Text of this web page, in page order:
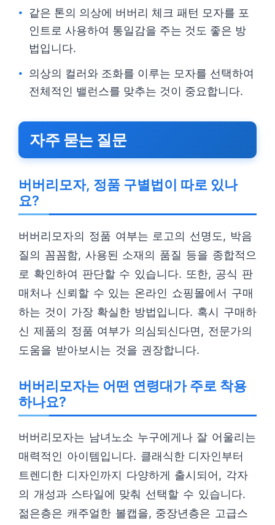
같은 톤의 의상에 버버리 체크 패턴 모자를 포
인트로 사용하여 통일감을 주는 것도 좋은 방
법입니다.
의상의 컬러와 조화를 이루는 모자를 선택하여
전체적인 밸런스를 맞추는 것이 중요합니다.
자주 묻는 질문
버버리모자, 정품 구별법이 따로 있나
요?
버버리모자의 정품 여부는 로고의 선명도, 박음
질의 꼼꼼함, 사용된 소재의 품질 등을 종합적으
로 확인하여 판단할 수 있습니다. 또한, 공식 판
매처나 신뢰할 수 있는 온라인 쇼핑몰에서 구매
하는 것이 가장 확실한 방법입니다. 혹시 구매하
신 제품의 정품 여부가 의심되신다면, 전문가의
도움을 받아보시는 것을 권장합니다.
버버리모자는 어떤 연령대가 주로 착용
하나요?
버버리모자는 남녀노소 누구에게나 잘 어울리는
매력적인 아이템입니다. 클래식한 디자인부터
트렌디한 디자인까지 다양하게 출시되어, 각자
의 개성과 스타일에 맞춰 선택할 수 있습니다.
젊은층은 캐주얼한 볼캡을, 중장년층은 고급스